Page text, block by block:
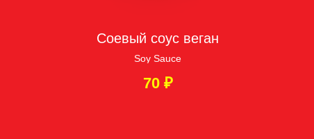
Соевый соус веган
Soy Sauce
70 ₽